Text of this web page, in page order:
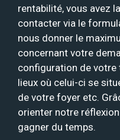
rentabilité, vous avez
contacter via le
nous donner le
concernant votre
configuration de votre
lieux où celui-ci se
de votre foyer etc.
orienter notre
gagner du temps.